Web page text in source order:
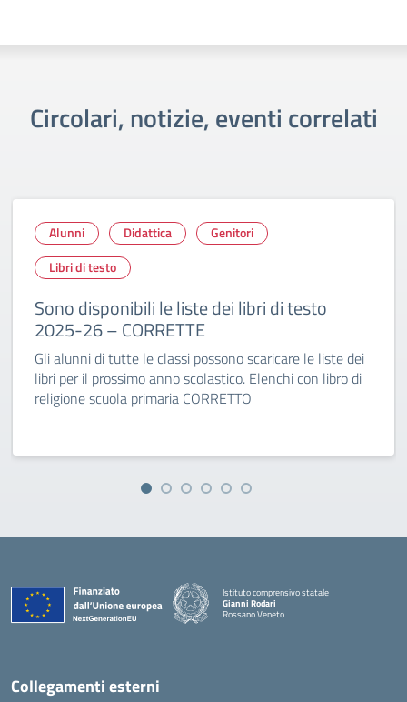
Circolari, notizie, eventi correlati
Alunni Didattica
Genitori
Libri di testo
Sono disponibili le liste dei libri di testo
2025-26 – CORRETTE
Gli alunni di tutte le classi possono scaricare le liste dei
libri per il prossimo anno scolastico. Elenchi con libro di
religione scuola primaria CORRETTO
Istituto comprensivo statale
Gianni Rodari
Rossano Veneto
Collegamenti esterni